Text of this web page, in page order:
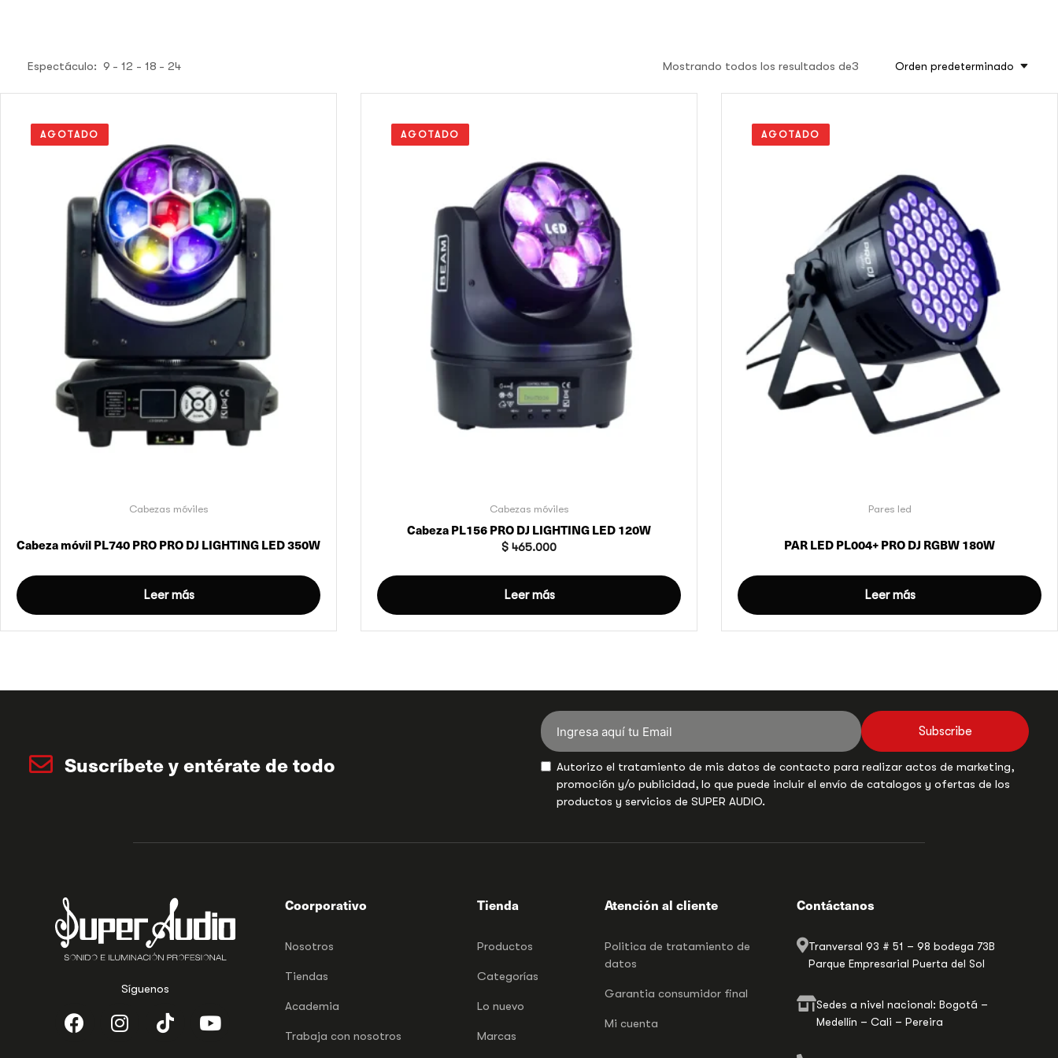
Espectáculo: 9 12 18 24 Mostrando todos los resultados de3 Orden predeterminado
AGOTADO
Cabezas móviles
Cabeza móvil PL740 PRO PRO DJ LIGHTING LED 350W
Leer más
AGOTADO
Cabezas móviles
Cabeza PL156 PRO DJ LIGHTING LED 120W
$ 465.000
Leer más
AGOTADO
Pares led
PAR LED PL004+ PRO DJ RGBW 180W
Leer más
Suscríbete y entérate de todo
Subscribe
Autorizo el tratamiento de mis datos de contacto para realizar actos de marketing,
promoción y/o publicidad, lo que puede incluir el envío de catalogos y ofertas de los
productos y servicios de SUPER AUDIO.
Síguenos
Coorporativo
Nosotros
Tiendas
Academia
Trabaja con nosotros
Tienda
Productos
Categorías
Lo nuevo
Marcas
Atención al cliente
Politica de tratamiento de
datos
Garantia consumidor final
Mi cuenta
Contáctanos
Tranversal 93 # 51 – 98 bodega 73B
Parque Empresarial Puerta del Sol
Sedes a nivel nacional: Bogotá –
Medellín – Cali – Pereira